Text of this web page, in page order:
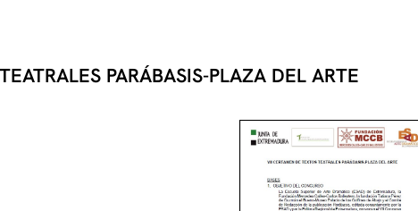
PARÁBASIS-PLAZA DEL ARTE